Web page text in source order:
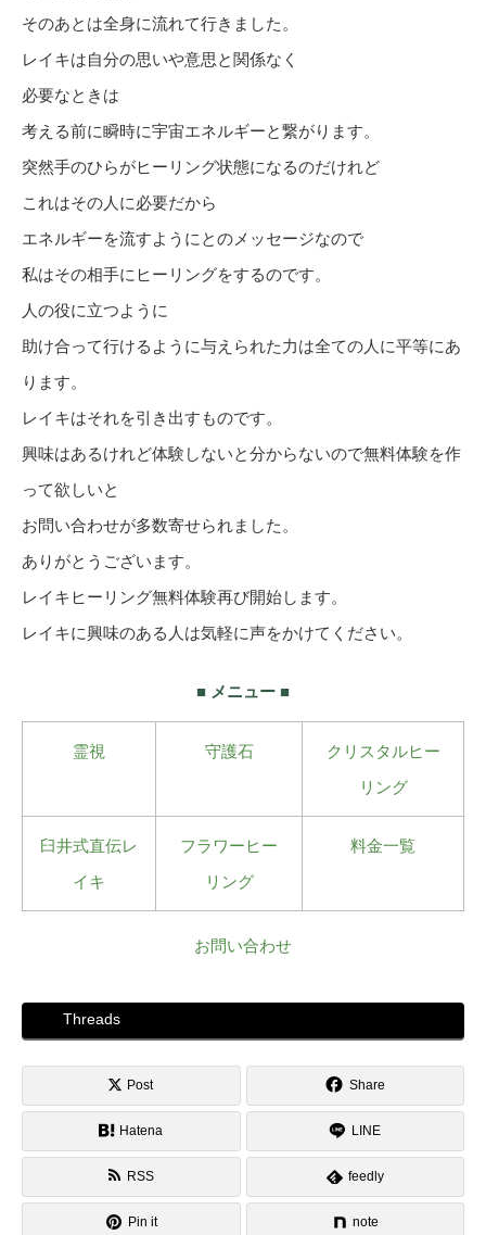
そのあとは全身に流れて行きました。
レイキは自分の思いや意思と関係なく
必要なときは
考える前に瞬時に宇宙エネルギーと繋がります。
突然手のひらがヒーリング状態になるのだけれど
これはその人に必要だから
エネルギーを流すようにとのメッセージなので
私はその相手にヒーリングをするのです。
人の役に立つように
助け合って行けるように与えられた力は全ての人に平等にあ
ります。
レイキはそれを引き出すものです。
興味はあるけれど体験しないと分からないので無料体験を作
って欲しいと
お問い合わせが多数寄せられました。
ありがとうございます。
レイキヒーリング無料体験再び開始します。
レイキに興味のある人は気軽に声をかけてください。
■ メニュー ■
霊視 守護石
クリスタルヒー
リング
臼井式直伝レ
イキ
フラワーヒー
リング
料金一覧
お問い合わせ
Threads
Post Share
Hatena LINE
RSS feedly
Pin it note